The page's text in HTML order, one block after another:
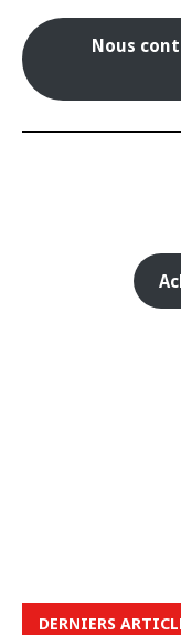
Nous
DERNIERS